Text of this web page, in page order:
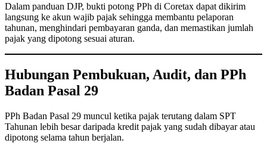
Dalam panduan DJP, bukti potong PPh di Coretax dapat dikirim
langsung ke akun wajib pajak sehingga membantu pelaporan
tahunan, menghindari pembayaran ganda, dan memastikan jumlah
pajak yang dipotong sesuai aturan.
Hubungan Pembukuan, Audit, dan PPh
Badan Pasal 29
PPh Badan Pasal 29 muncul ketika pajak terutang dalam SPT
Tahunan lebih besar daripada kredit pajak yang sudah dibayar atau
dipotong selama tahun berjalan.